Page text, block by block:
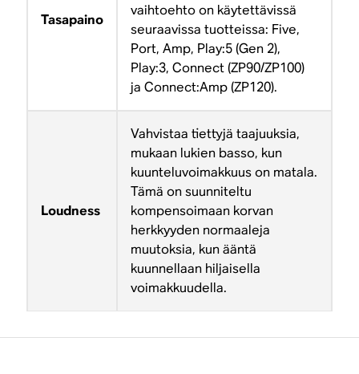
Tasapaino
vaihtoehto on käytettävissä
seuraavissa tuotteissa: Five,
Port, Amp, Play:5 (Gen 2),
Play:3, Connect (ZP90/ZP100)
ja Connect:Amp (ZP120).
Loudness
Vahvistaa tiettyjä taajuuksia,
mukaan lukien basso, kun
kuunteluvoimakkuus on matala.
Tämä on suunniteltu
kompensoimaan korvan
herkkyyden normaaleja
muutoksia, kun ääntä
kuunnellaan hiljaisella
voimakkuudella.